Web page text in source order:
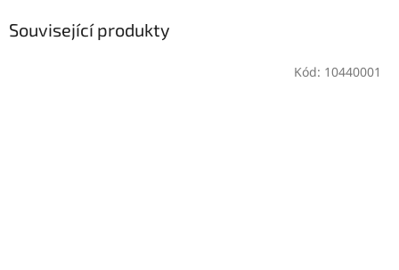
Související produkty
Kód: 10440001